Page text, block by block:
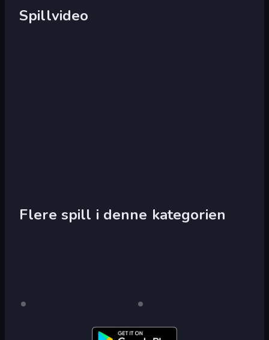
Spillvideo
Flere spill i denne kategorien
Kun
Crime
Kun